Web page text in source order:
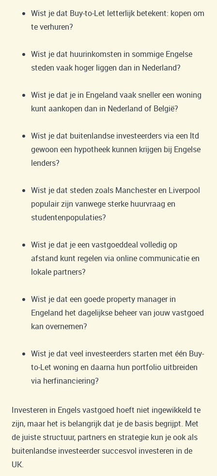
Wist je dat Buy-to-Let letterlijk betekent: kopen om
te verhuren?
Wist je dat huurinkomsten in sommige Engelse
steden vaak hoger liggen dan in Nederland?
Wist je dat je in Engeland vaak sneller een woning
kunt aankopen dan in Nederland of België?
Wist je dat buitenlandse investeerders via een ltd
gewoon een hypotheek kunnen krijgen bij Engelse
lenders?
Wist je dat steden zoals Manchester en Liverpool
populair zijn vanwege sterke huurvraag en
studentenpopulaties?
Wist je dat je een vastgoeddeal volledig op
afstand kunt regelen via online communicatie en
lokale partners?
Wist je dat een goede property manager in
Engeland het dagelijkse beheer van jouw vastgoed
kan overnemen?
Wist je dat veel investeerders starten met één Buy-
to-Let woning en daarna hun portfolio uitbreiden
via herfinanciering?
Investeren in Engels vastgoed hoeft niet ingewikkeld te
zijn, maar het is belangrijk dat je de basis begrijpt. Met
de juiste structuur, partners en strategie kun je ook als
buitenlandse investeerder succesvol investeren in de
UK.